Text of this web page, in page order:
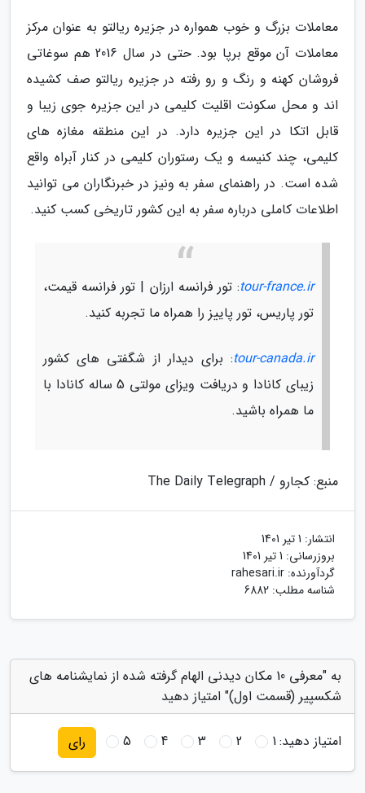
معاملات بزرگ و خوب همواره در جزیره ریالتو به عنوان مرکز
معاملات آن موقع برپا بود. حتی در سال 2016 هم سوغاتی
فروشان کهنه و رنگ و رو رفته در جزیره ریالتو صف کشیده
اند و محل سکونت اقلیت کلیمی در این جزیره جوی زیبا و
قابل اتکا در این جزیره دارد. در این منطقه مغازه های
کلیمی، چند کنیسه و یک رستوران کلیمی در کنار آبراه واقع
شده است. در راهنمای سفر به ونیز در خبرنگاران می توانید
اطلاعات کاملی درباره سفر به این کشور تاریخی کسب کنید.
tour-france.ir: تور فرانسه ارزان | تور فرانسه قیمت،
تور پاریس، تور پاییز را همراه ما تجربه کنید.
tour-canada.ir: برای دیدار از شگفتی های کشور
زیبای کانادا و دریافت ویزای مولتی 5 ساله کانادا با
ما همراه باشید.
منبع: کجارو / The Daily Telegraph
انتشار: 1 تیر 1401
بروزرسانی: 1 تیر 1401
گردآورنده: rahesari.ir
شناسه مطلب: 6882
به "معرفی 10 مکان دیدنی الهام گرفته شده از نمایشنامه های
شکسپیر (قسمت اول)" امتیاز دهید
امتیاز دهید:1
2
3
4
5 رای